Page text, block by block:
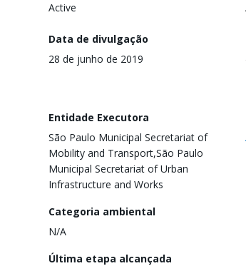
Active
Data de divulgação
28 de junho de 2019
Entidade Executora
São Paulo Municipal Secretariat of
Mobility and Transport,São Paulo
Municipal Secretariat of Urban
Infrastructure and Works
Categoria ambiental
N/A
Última etapa alcançada